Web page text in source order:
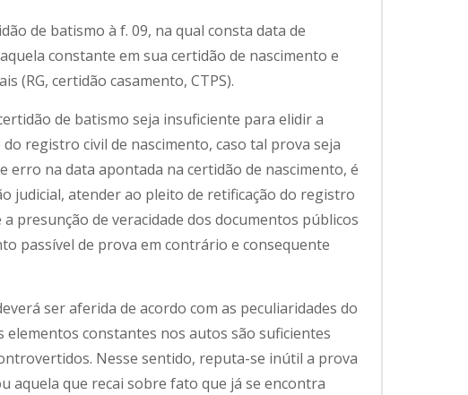
de batismo à f. 09, na qual consta data de
constante em sua certidão de nascimento e
(RG, certidão casamento, CTPS).
de batismo seja insuficiente para elidir a
registro civil de nascimento, caso tal prova seja
erro na data apontada na certidão de nascimento, é
judicial, atender ao pleito de retificação do registro
presunção de veracidade dos documentos públicos
passível de prova em contrário e consequente
ser aferida de acordo com as peculiaridades do
elementos constantes nos autos são suficientes
Nesse sentido, reputa-se inútil a prova
aquela que recai sobre fato que já se encontra